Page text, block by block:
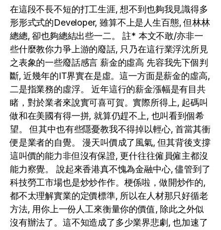
在這段不長不短的打工生涯, 想不到也夠我見識得多
形形式式的Developer, 雖算不上是人生百態, 但林林
總總, 卻也夠總結出些一二。 註* 本文不敢/亦非一
些什麼教你力爭上游的廢話, 只乃在這行業浮沈所見
之表象的一些廢話感言 薪金的虛高 先容我先下個判
斷, 近幾年的IT界實在是虛。這一方面是薪金的虛高,
二是指業務的虛浮。 近年這行的薪金漲幅是有目共
睹，對於業者來說實可喜可賀。實際所得上, 起碼叫
做和在美國有得一拼, 就算仍趕不上, 也叫看到個希
望。 但其中也有些隱憂教我不得掉以輕心, 首當其衝
便是業者的自覺。 漫天叫價成了風氣, 但其背後支撐
這叫價的能力非但沒有保證, 更什往往僱員僱主都沒
能力察覺。 說起來香港真不愧為金融中心, 儘管到了
科技勞工市場也是炒炒作作。梗係啦，做開炒作的,
都不太理解實業的定價標準, 所以在人材那只好循老
方法, 用你上一份人工來衡量你的價值, 除此之外似
沒有辦法了。這不知造成了多少業界悲劇, 也加速了